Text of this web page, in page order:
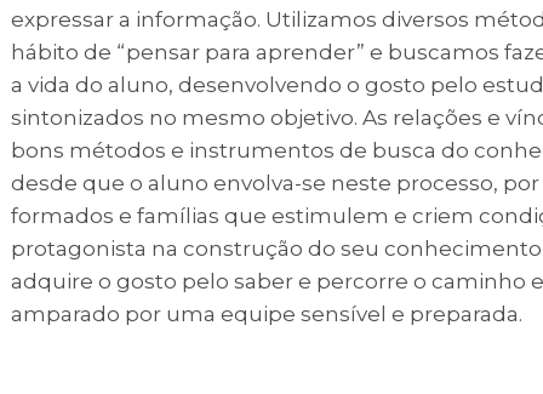
expressar a informação. Utilizamos diversos
hábito de “pensar para aprender” e buscamos
a vida do aluno, desenvolvendo o gosto pelo
sintonizados no mesmo objetivo. As relações e
bons métodos e instrumentos de busca do
desde que o aluno envolva-se neste processo,
formados e famílias que estimulem e criem
protagonista na construção do seu
adquire o gosto pelo saber e percorre o caminho
amparado por uma equipe sensível e preparada.